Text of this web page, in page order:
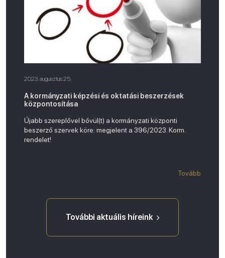
2023. augusztus 25.
A kormányzati képzési és oktatási beszerzések
központosítása
Újabb szereplővel bővül(t) a kormányzati központi
beszerző szervek köre: megjelent a 396/2023. Korm.
rendelet!
Tovább
További aktuális híreink